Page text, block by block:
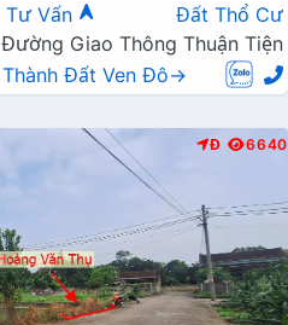
Tư Vấn
Đất Thổ Cư
Đường Giao Thông Thuận Tiện
Thành Đất Ven Đô→
Đ 6640